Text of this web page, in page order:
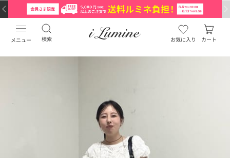
メニュー 検索 お気に入り カート